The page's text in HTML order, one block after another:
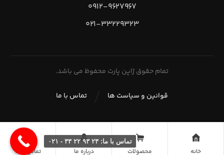
۰۹۱۲-۹۶۲۷۹۶۷
۰۲۱-۳۳۲۲۹۳۲۳
تمام حقوق ژاپن پارت محفوظ می باشد.
تماس با ما قوانین و سیاست ها
خانه محصولات درباره ما تماس با ما
تماس با ما: ۲۳ ۹۳ ۲۲ ۳۳ - ۰۲۱